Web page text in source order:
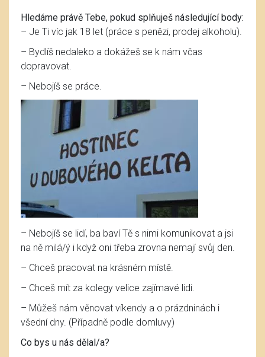
Hledáme právě Tebe, pokud splňuješ následující body:
– Je Ti víc jak 18 let (práce s penězi, prodej alkoholu).
– Bydlíš nedaleko a dokážeš se k nám včas
dopravovat.
– Nebojíš se práce.
– Nebojíš se lidí, ba baví Tě s nimi komunikovat a jsi
na ně milá/ý i když oni třeba zrovna nemají svůj den.
– Chceš pracovat na krásném místě.
– Chceš mít za kolegy velice zajímavé lidi.
– Můžeš nám věnovat víkendy a o prázdninách i
všední dny. (Případně podle domluvy)
Co bys u nás dělal/a?